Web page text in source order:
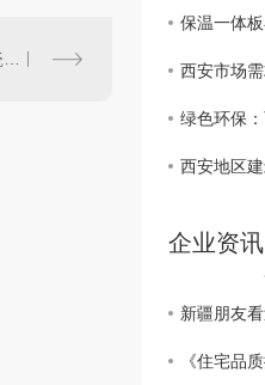
陶瓷薄板外墙保温装饰一体板比瓷砖好在哪里？
企业资讯